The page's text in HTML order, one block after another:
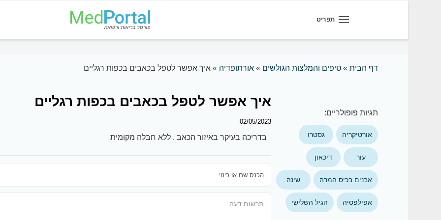
תפריט
דף הבית» טיפים והמלצות הגולשים » אורתופדיה » איך אפשר לטפל בכאבים בכפות רגליים
תגיות פופולריים:
אורטיקריה גסטרו
עור דיכאון
אבנים בכיס המרה שינה
אפילפסיה הגיל השלישי
איך אפשר לטפל בכאבים בכפות רגליים
02/05/2023
בדריכה בעיקר באיזור הכאב . ללא חבלה מקומית